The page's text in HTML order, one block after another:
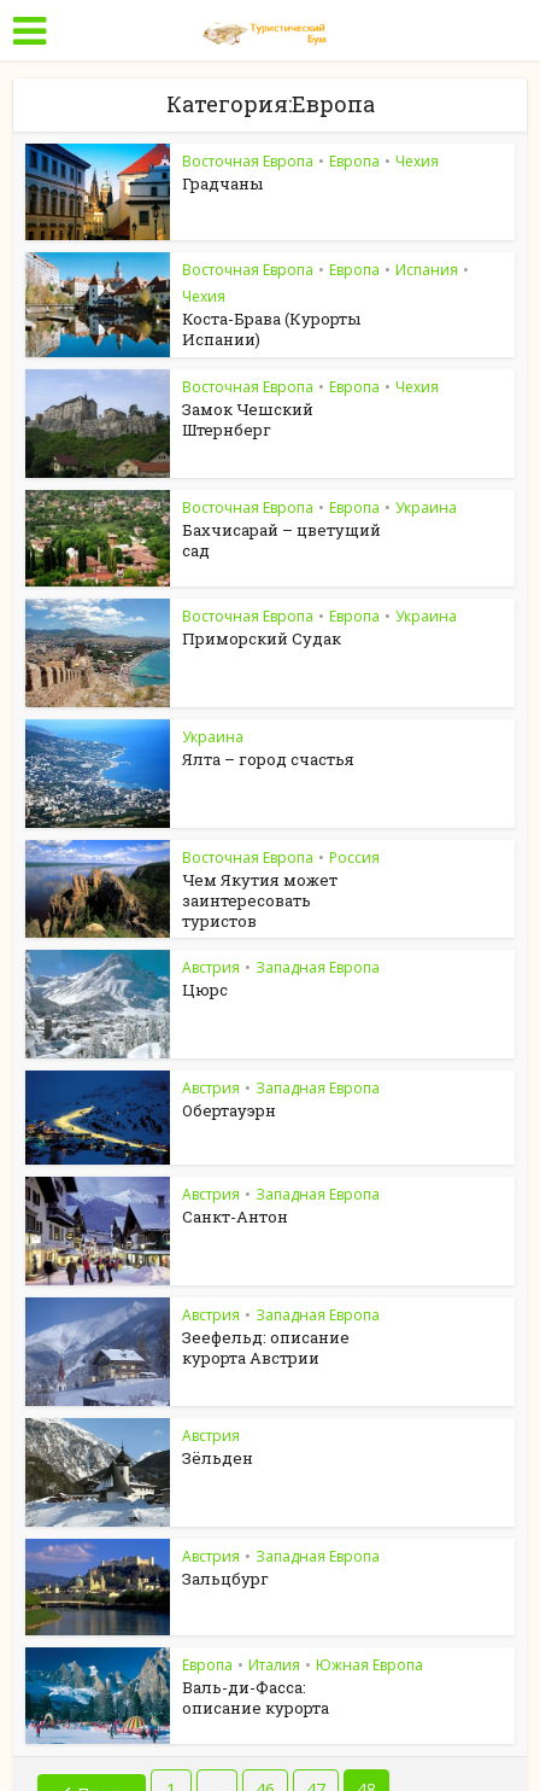
Категория:Европа
Восточная Европа • Европа • Чехия
Градчаны
Восточная Европа • Европа • Испания •
Чехия
Коста-Брава (Курорты
Испании)
Восточная Европа • Европа • Чехия
Замок Чешский
Штернберг
Восточная Европа • Европа • Украина
Бахчисарай – цветущий
сад
Восточная Европа • Европа • Украина
Приморский Судак
Украина
Ялта – город счастья
Восточная Европа • Россия
Чем Якутия может
заинтересовать
туристов
Австрия • Западная Европа
Цюрс
Австрия • Западная Европа
Обертауэрн
Австрия • Западная Европа
Санкт-Антон
Австрия • Западная Европа
Зеефельд: описание
курорта Австрии
Австрия
Зёльден
Австрия • Западная Европа
Зальцбург
Европа • Италия • Южная Европа
Валь-ди-Фасса:
описание курорта